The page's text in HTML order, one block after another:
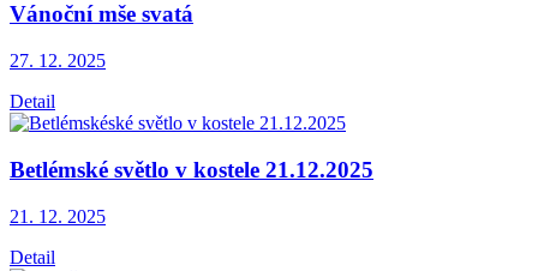
Vánoční mše svatá
27. 12. 2025
Detail
Betlémské světlo v kostele 21.12.2025
21. 12. 2025
Detail